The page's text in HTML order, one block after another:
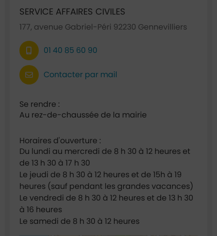
SERVICE AFFAIRES CIVILES
177, avenue Gabriel-Péri 92230 Gennevilliers
01 40 85 60 90
Contacter par mail
Se rendre :
Au rez-de-chaussée de la mairie
Horaires d'ouverture :
Du lundi au mercredi de 8 h 30 à 12 heures et
de 13 h 30 à 17 h 30
Le jeudi de 8 h 30 à 12 heures et de 15h à 19
heures (sauf pendant les grandes vacances)
Le vendredi de 8 h 30 à 12 heures et de 13 h 30
à 16 heures
Le samedi de 8 h 30 à 12 heures